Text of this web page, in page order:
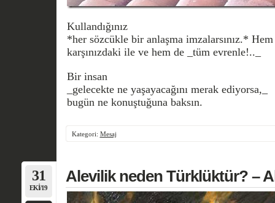
Kullandığınız
*her sözcükle bir anlaşma imzalarsınız.*
karşınızdaki ile ve hem de _tüm evrenle!.._
Bir insan
_gelecekte ne yaşayacağını merak ediyorsa,_
bugün ne konuştuğuna baksın.
Kategori: Mesaj
31
EKI/19
Alevilik neden Türklüktür? –